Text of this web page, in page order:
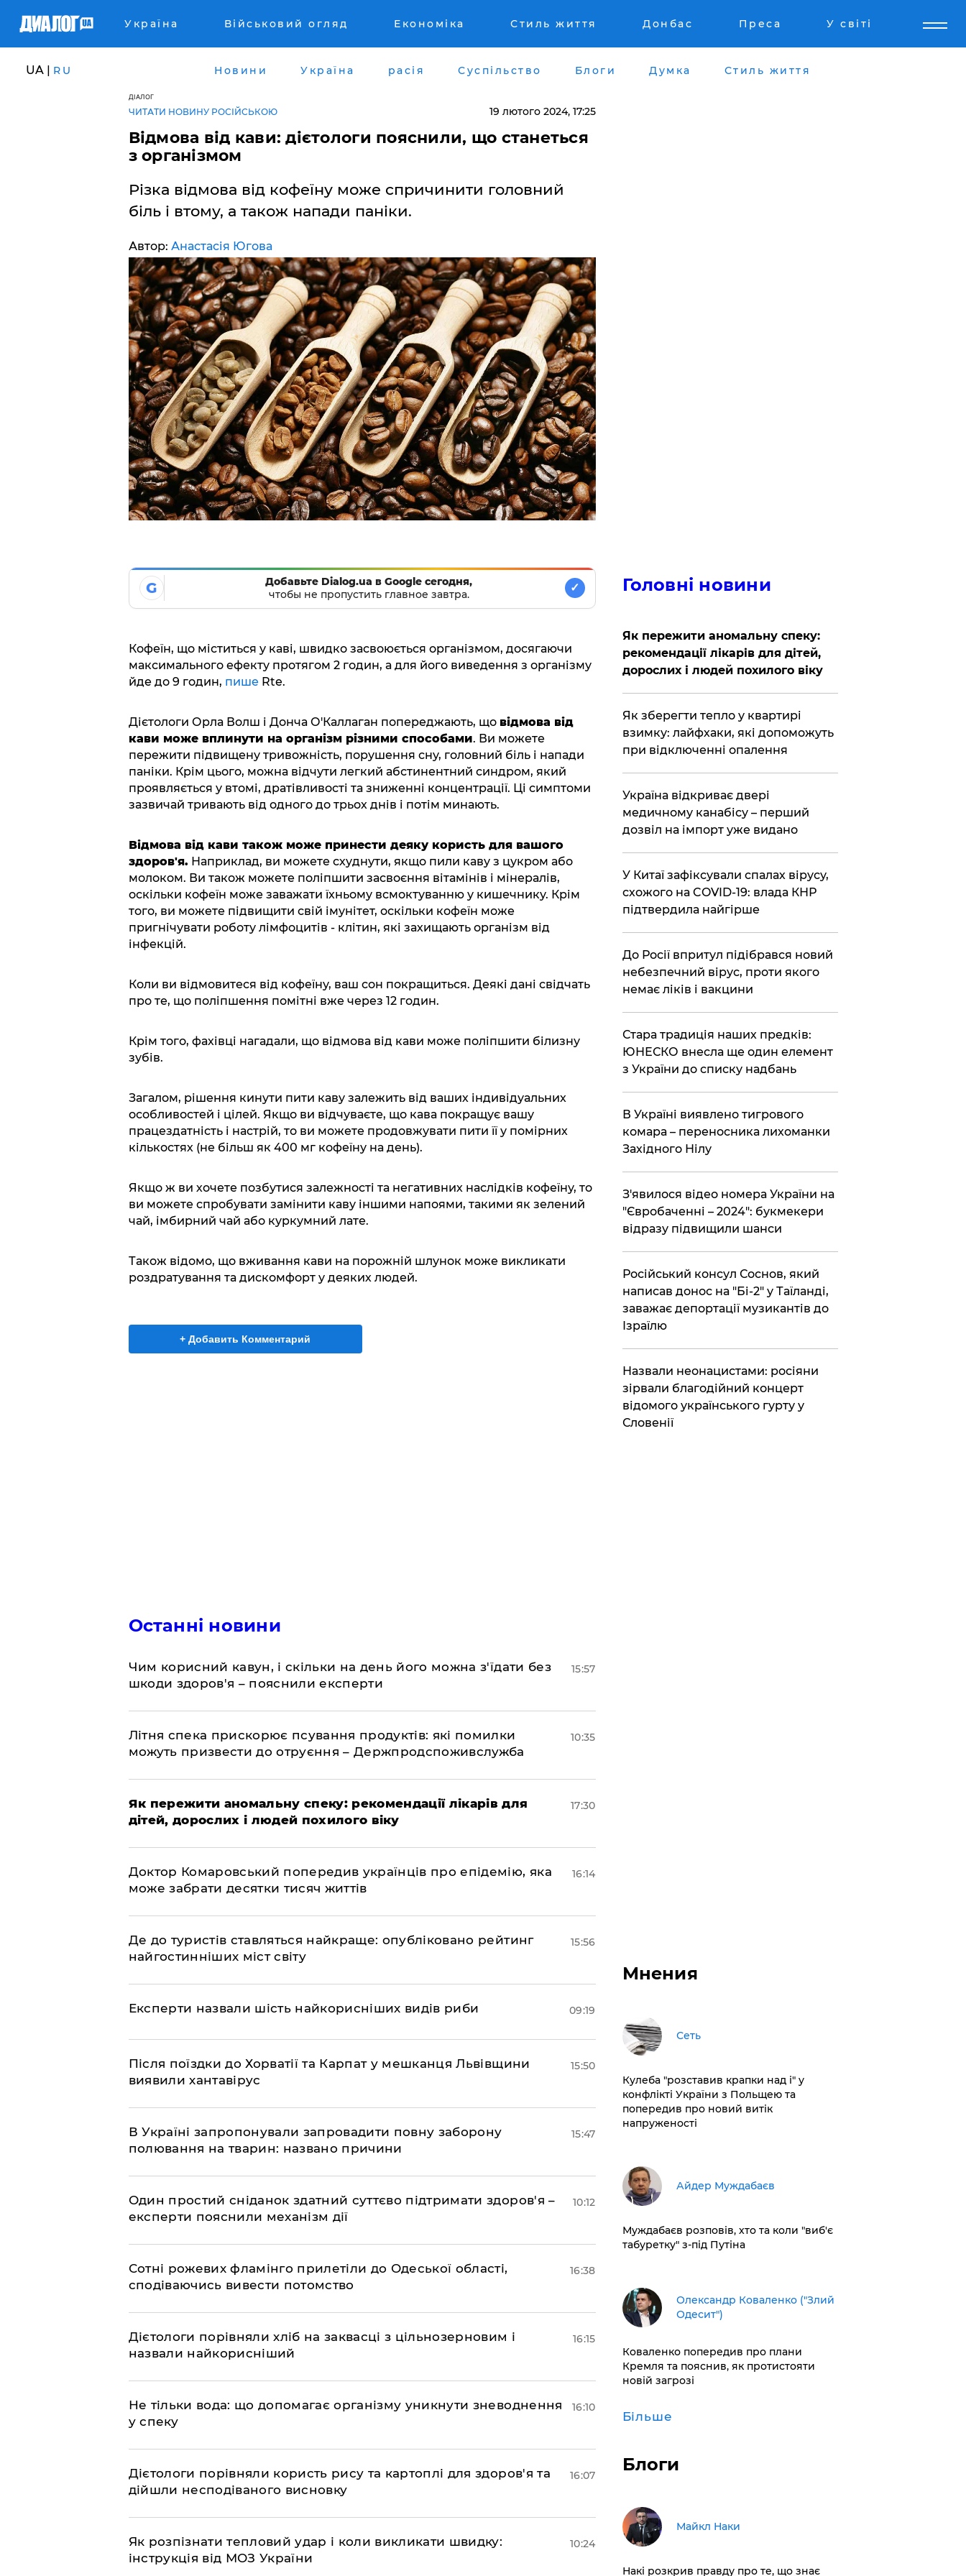
Україна Військовий огляд Економіка Стиль життя Донбас Преса У світі
UA | RU Новини Україна расія Суспільство Блоги Думка Стиль життя
ДІАЛОГ
ЧИТАТИ НОВИНУ РОСІЙСЬКОЮ 19 лютого 2024, 17:25
Відмова від кави: дієтологи пояснили, що станеться
з організмом
Різка відмова від кофеїну може спричинити головний
біль і втому, а також напади паніки.
Автор: Анастасія Югова
G
Добавьте Dialog.ua в Google сегодня,
чтобы не пропустить главное завтра.
✓
Кофеїн, що міститься у каві, швидко засвоюється організмом, досягаючи
максимального ефекту протягом 2 годин, а для його виведення з організму
йде до 9 годин, пишеRte.
Дієтологи Орла Волш і Донча О'Каллаган попереджають, що відмова від
кави може вплинути на організм різними способами. Ви можете
пережити підвищену тривожність, порушення сну, головний біль і напади
паніки. Крім цього, можна відчути легкий абстинентний синдром, який
проявляється у втомі, дратівливості та зниженні концентрації. Ці симптоми
зазвичай тривають від одного до трьох днів і потім минають.
Відмова від кави також може принести деяку користь для вашого
здоров'я. Наприклад, ви можете схуднути, якщо пили каву з цукром або
молоком. Ви також можете поліпшити засвоєння вітамінів і мінералів,
оскільки кофеїн може заважати їхньому всмоктуванню у кишечнику. Крім
того, ви можете підвищити свій імунітет, оскільки кофеїн може
пригнічувати роботу лімфоцитів - клітин, які захищають організм від
інфекцій.
Коли ви відмовитеся від кофеїну, ваш сон покращиться. Деякі дані свідчать
про те, що поліпшення помітні вже через 12 годин.
Крім того, фахівці нагадали, що відмова від кави може поліпшити білизну
зубів.
Загалом, рішення кинути пити каву залежить від ваших індивідуальних
особливостей і цілей. Якщо ви відчуваєте, що кава покращує вашу
працездатність і настрій, то ви можете продовжувати пити її у помірних
кількостях (не більш як 400 мг кофеїну на день).
Якщо ж ви хочете позбутися залежності та негативних наслідків кофеїну, то
ви можете спробувати замінити каву іншими напоями, такими як зелений
чай, імбирний чай або куркумний лате.
Також відомо, що вживання кави на порожній шлунок може викликати
роздратування та дискомфорт у деяких людей.
+ Добавить Комментарий
Останні новини
Чим корисний кавун, і скільки на день його можна з'їдати без
шкоди здоров'я – пояснили експерти
15:57
Літня спека прискорює псування продуктів: які помилки
можуть призвести до отруєння – Держпродспоживслужба
10:35
Як пережити аномальну спеку: рекомендації лікарів для
дітей, дорослих і людей похилого віку
17:30
Доктор Комаровський попередив українців про епідемію, яка
може забрати десятки тисяч життів
16:14
Де до туристів ставляться найкраще: опубліковано рейтинг
найгостинніших міст світу
15:56
Експерти назвали шість найкорисніших видів риби 09:19
Після поїздки до Хорватії та Карпат у мешканця Львівщини
виявили хантавірус
15:50
В Україні запропонували запровадити повну заборону
полювання на тварин: названо причини
15:47
Один простий сніданок здатний суттєво підтримати здоров'я –
експерти пояснили механізм дії
10:12
Сотні рожевих фламінго прилетіли до Одеської області,
сподіваючись вивести потомство
16:38
Дієтологи порівняли хліб на заквасці з цільнозерновим і
назвали найкорисніший
16:15
Не тільки вода: що допомагає організму уникнути зневоднення
у спеку
16:10
Дієтологи порівняли користь рису та картоплі для здоров'я та
дійшли несподіваного висновку
16:07
Як розпізнати тепловий удар і коли викликати швидку:
інструкція від МОЗ України
10:24
Головні новини
Як пережити аномальну спеку:
рекомендації лікарів для дітей,
дорослих і людей похилого віку
Як зберегти тепло у квартирі
взимку: лайфхаки, які допоможуть
при відключенні опалення
Україна відкриває двері
медичному канабісу – перший
дозвіл на імпорт уже видано
У Китаї зафіксували спалах вірусу,
схожого на COVID-19: влада КНР
підтвердила найгірше
До Росії впритул підібрався новий
небезпечний вірус, проти якого
немає ліків і вакцини
Стара традиція наших предків:
ЮНЕСКО внесла ще один елемент
з України до списку надбань
В Україні виявлено тигрового
комара – переносника лихоманки
Західного Нілу
З'явилося відео номера України на
"Євробаченні – 2024": букмекери
відразу підвищили шанси
Російський консул Соснов, який
написав донос на "Бі-2" у Таїланді,
заважає депортації музикантів до
Ізраїлю
Назвали неонацистами: росіяни
зірвали благодійний концерт
відомого українського гурту у
Словенії
Мнения
Сеть
Кулеба "розставив крапки над і" у
конфлікті України з Польщею та
попередив про новий витік
напруженості
Айдер Муждабаєв
Муждабаєв розповів, хто та коли "виб'є
табуретку" з-під Путіна
Олександр Коваленко ("Злий
Одесит")
Коваленко попередив про плани
Кремля та пояснив, як протистояти
новій загрозі
Більше
Блоги
Майкл Наки
Накі розкрив правду про те, що знає